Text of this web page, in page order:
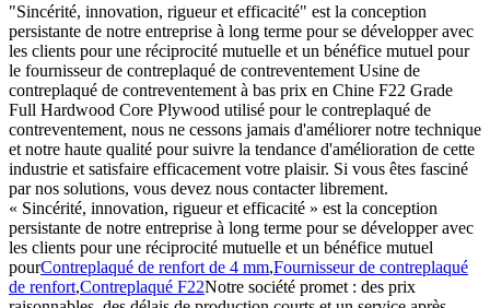
"Sincérité, innovation, rigueur et efficacité" est la conception
persistante de notre entreprise à long terme pour se développer avec
les clients pour une réciprocité mutuelle et un bénéfice mutuel pour
le fournisseur de contreplaqué de contreventement Usine de
contreplaqué de contreventement à bas prix en Chine F22 Grade
Full Hardwood Core Plywood utilisé pour le contreplaqué de
contreventement, nous ne cessons jamais d'améliorer notre technique
et notre haute qualité pour suivre la tendance d'amélioration de cette
industrie et satisfaire efficacement votre plaisir. Si vous êtes fasciné
par nos solutions, vous devez nous contacter librement.
« Sincérité, innovation, rigueur et efficacité » est la conception
persistante de notre entreprise à long terme pour se développer avec
les clients pour une réciprocité mutuelle et un bénéfice mutuel
pourContreplaqué de renfort de 4 mm,Fournisseur de contreplaqué
de renfort,Contreplaqué F22Notre société promet : des prix